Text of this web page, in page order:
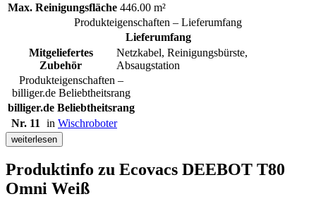
Max. Reinigungsfläche 446.00 m²
Produkteigenschaften – Lieferumfang
Lieferumfang
Mitgeliefertes
Zubehör
Netzkabel, Reinigungsbürste,
Absaugstation
Produkteigenschaften –
billiger.de Beliebtheitsrang
billiger.de Beliebtheitsrang
Nr. 11
in Wischroboter
weiterlesen
Produktinfo zu Ecovacs DEEBOT T80
Omni Weiß